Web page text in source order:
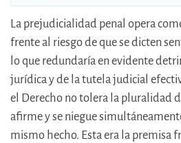
La prejudicialidad penal opera
frente al riesgo de que se dicten
lo que redundaría en evidente
jurídica y de la tutela judicial
el Derecho no tolera la pluralidad
afirme y se niegue
mismo hecho. Esta era la premisa